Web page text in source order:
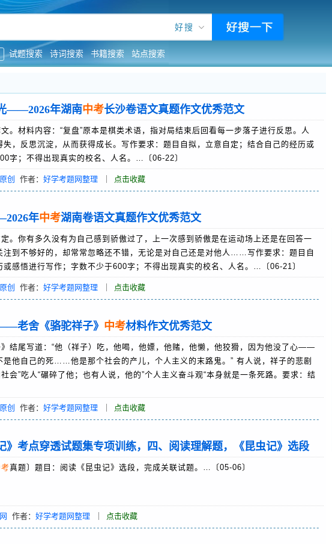
好搜
试题搜索 诗词搜索 书籍搜索 站点搜索
——2026年湖南中考长沙卷语文真题作文优秀范文
材料内容：“复盘”原本是棋类术语，指对局结束后回看每一步落子进行反思。人
，反思沉淀，从而获得成长。写作要求：题目自拟，立意自定；结合自己的经历或
字；不得出现真实的校名、人名。…〔06-22〕
创 作者： 好学考题网整理 点击收藏
年中考湖南卷语文真题作文优秀范文
。你有多久没有为自己感到骄傲过了，上一次感到骄傲是在运动场上还是在回答一
到不够好的，却常常忽略还不错，无论是对自己还是对他人……写作要求：题目自
感悟进行写作；字数不少于600字；不得出现真实的校名、人名。…〔06-21〕
创 作者： 好学考题网整理 点击收藏
老舍《骆驼祥子》 中考材料作文优秀范文
结尾写道：“他（祥子）吃，他喝，他嫖，他赌，他懒，他狡猾，因为他没了心——
是他自己的死……他是那个社会的产儿，个人主义的末路鬼。” 有人说，祥子的悲剧
会”吃人“碾碎了他；也有人说，他的”个人主义奋斗观“本身就是一条死路。要求：结
创 作者： 好学考题网整理 点击收藏
》考点穿透试题集专项训练，四、阅读理解题，《昆虫记》选段
真题〕题目：阅读《昆虫记》选段，完成关联试题。…〔05-06〕
作者： 好学考题网整理 点击收藏